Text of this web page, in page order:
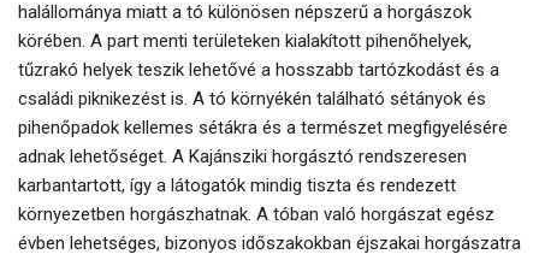
halállománya miatt a tó különösen népszerű a horgászok
körében. A part menti területeken kialakított pihenőhelyek,
tűzrakó helyek teszik lehetővé a hosszabb tartózkodást és a
családi piknikezést is. A tó környékén található sétányok és
pihenőpadok kellemes sétákra és a természet megfigyelésére
adnak lehetőséget. A Kajánsziki horgásztó rendszeresen
karbantartott, így a látogatók mindig tiszta és rendezett
környezetben horgászhatnak. A tóban való horgászat egész
évben lehetséges, bizonyos időszakokban éjszakai horgászatra